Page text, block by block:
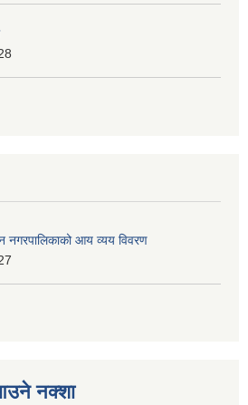
आय व्यय विवरण
नक्शा